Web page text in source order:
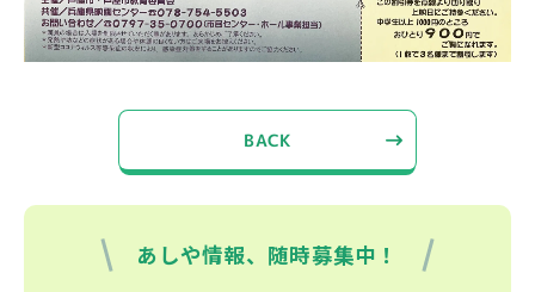
BACK
あしや情報、随時募集中！